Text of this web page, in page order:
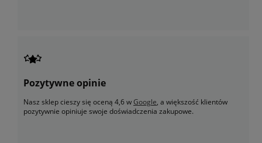
Pozytywne opinie
Nasz sklep cieszy się oceną 4,6 wGoogle, a większość klientów
pozytywnie opiniuje swoje doświadczenia zakupowe.